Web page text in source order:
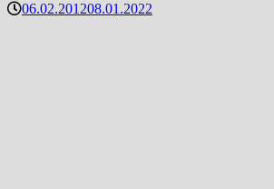
06.02.201208.01.2022